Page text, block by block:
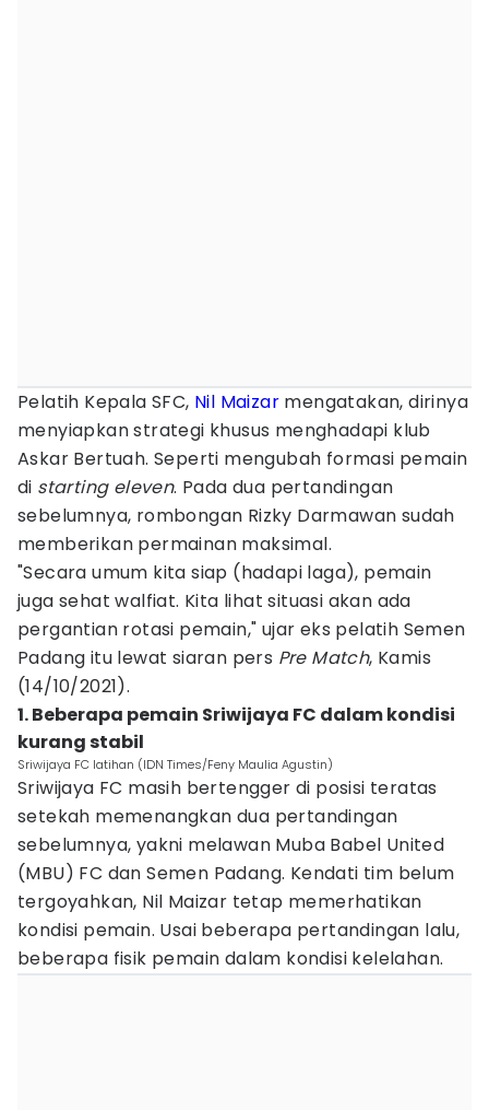
Pelatih Kepala SFC, Nil Maizar mengatakan, dirinya
menyiapkan strategi khusus menghadapi klub
Askar Bertuah. Seperti mengubah formasi pemain
di starting eleven. Pada dua pertandingan
sebelumnya, rombongan Rizky Darmawan sudah
memberikan permainan maksimal.
"Secara umum kita siap (hadapi laga), pemain
juga sehat walfiat. Kita lihat situasi akan ada
pergantian rotasi pemain," ujar eks pelatih Semen
Padang itu lewat siaran pers Pre Match, Kamis
(14/10/2021).
1. Beberapa pemain Sriwijaya FC dalam kondisi
kurang stabil
Sriwijaya FC latihan (IDN Times/Feny Maulia Agustin)
Sriwijaya FC masih bertengger di posisi teratas
setekah memenangkan dua pertandingan
sebelumnya, yakni melawan Muba Babel United
(MBU) FC dan Semen Padang. Kendati tim belum
tergoyahkan, Nil Maizar tetap memerhatikan
kondisi pemain. Usai beberapa pertandingan lalu,
beberapa fisik pemain dalam kondisi kelelahan.